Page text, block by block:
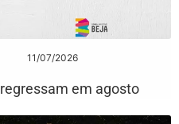
11/07/2026
em agosto